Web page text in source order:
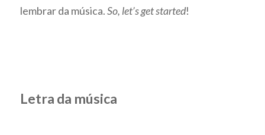
lembrar da música.So, let’s get started!
Letra da música